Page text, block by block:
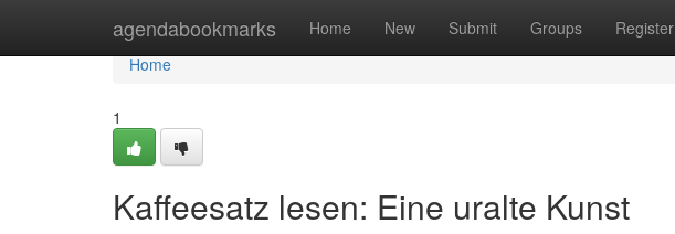
agendabookmarks Home New Submit Groups Register
Home
Home
1
Kaffeesatz lesen: Eine uralte Kunst